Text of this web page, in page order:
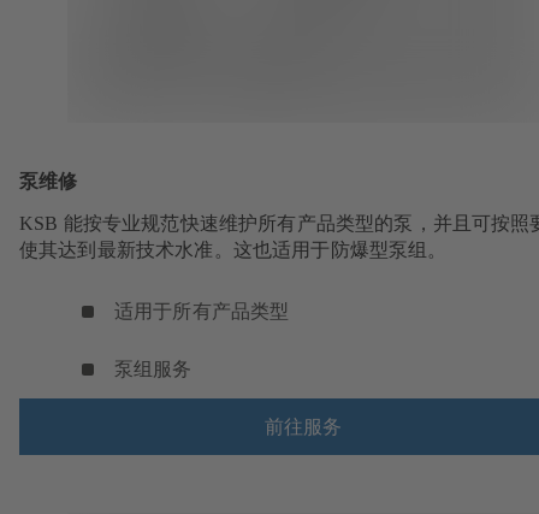
泵维修
KSB 能按专业规范快速维护所有产品类型的泵，并且可按照
使其达到最新技术水准。这也适用于防爆型泵组。
适用于所有产品类型
泵组服务
前往服务